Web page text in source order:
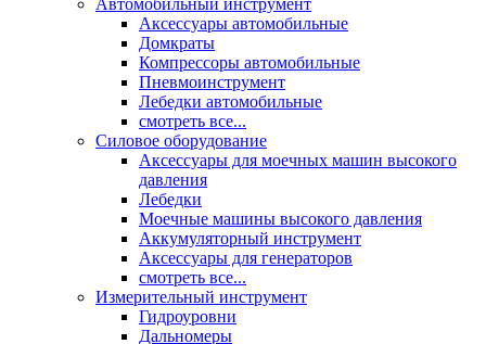
Автомобильный инструмент
Аксессуары автомобильные
Домкраты
Компрессоры автомобильные
Пневмоинструмент
Лебедки автомобильные
смотреть все...
Силовое оборудование
Аксессуары для моечных машин высокого
давления
Лебедки
Моечные машины высокого давления
Аккумуляторный инструмент
Аксессуары для генераторов
смотреть все...
Измерительный инструмент
Гидроуровни
Дальномеры